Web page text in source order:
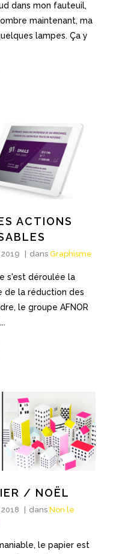
dans mon fauteuil,
maintenant, ma
lampes. Ça y
ACTIONS
dans Graphisme
s'est déroulée la
de la réduction des
le groupe AFNOR
/ NOËL
dans Non le
le papier est